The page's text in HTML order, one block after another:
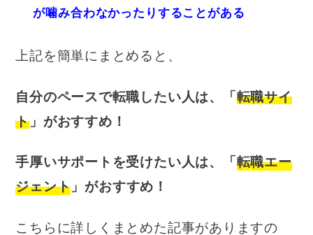
が噛み合わなかったりすることがある
上記を簡単にまとめると、
自分のペースで転職したい人は、「転職サイ
ト 」がおすすめ！
手厚いサポートを受けたい人は、「転職エー
ジェント 」がおすすめ！
こちらに詳しくまとめた記事がありますの